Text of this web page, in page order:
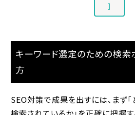
]
キーワード選定のための検索
方
SEO対策で成果を出すには、まず